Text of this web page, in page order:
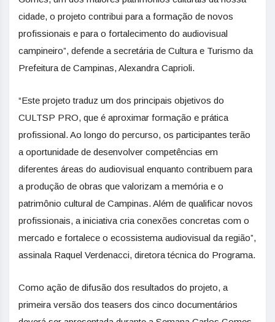
cidade, o projeto contribui para a formação de novos
profissionais e para o fortalecimento do audiovisual
campineiro”, defende a secretária de Cultura e Turismo da
Prefeitura de Campinas, Alexandra Caprioli.
“Este projeto traduz um dos principais objetivos do
CULTSP PRO, que é aproximar formação e prática
profissional. Ao longo do percurso, os participantes terão
a oportunidade de desenvolver competências em
diferentes áreas do audiovisual enquanto contribuem para
a produção de obras que valorizam a memória e o
patrimônio cultural de Campinas. Além de qualificar novos
profissionais, a iniciativa cria conexões concretas com o
mercado e fortalece o ecossistema audiovisual da região”,
assinala Raquel Verdenacci, diretora técnica do Programa.
Como ação de difusão dos resultados do projeto, a
primeira versão dos teasers dos cinco documentários